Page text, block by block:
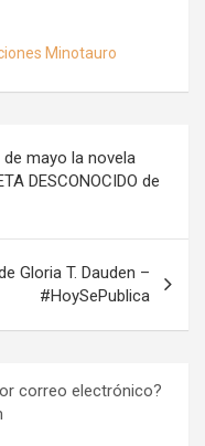
Minotauro
mayo la novela
DESCONOCIDO de
Gloria T. Dauden –
#HoySePublica
correo electrónico?